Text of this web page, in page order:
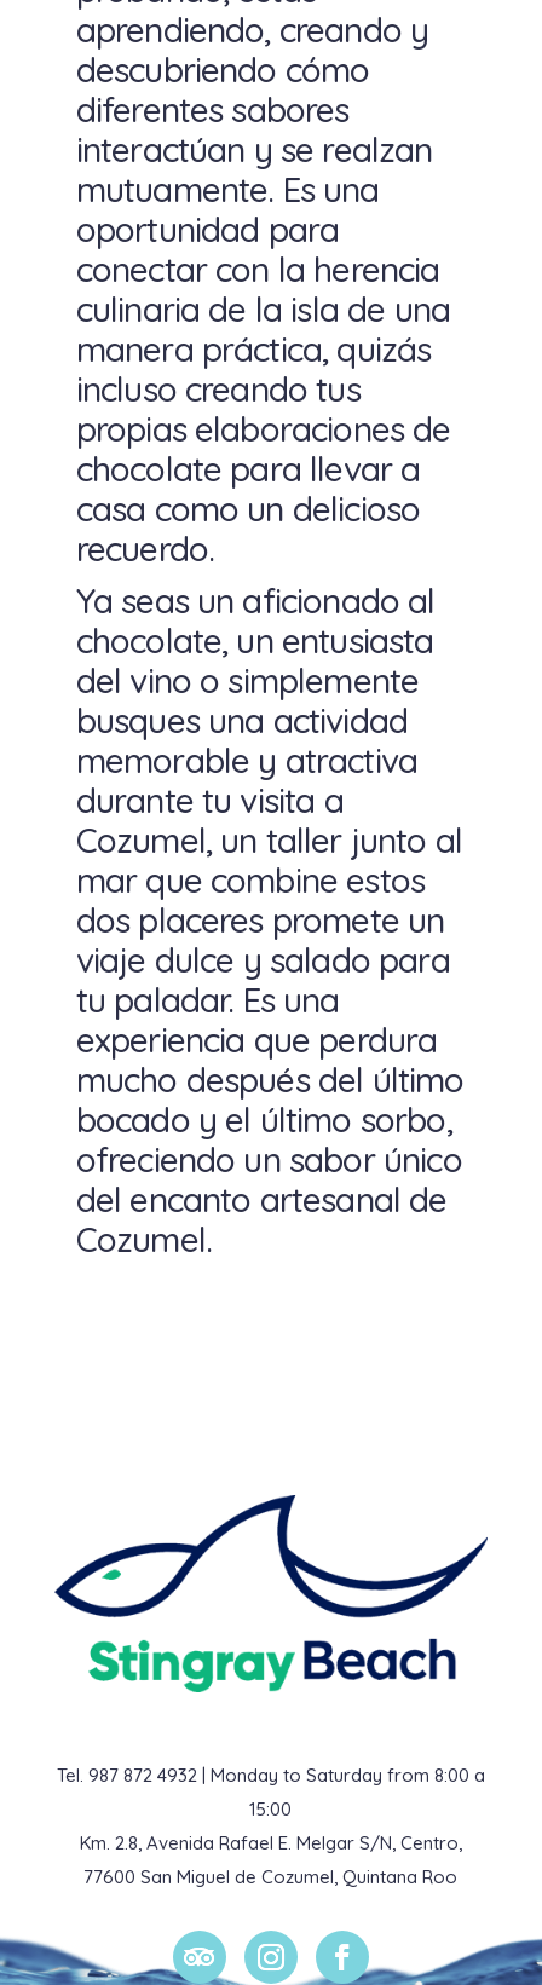
aprendiendo, creando y
descubriendo cómo
diferentes sabores
interactúan y se realzan
mutuamente. Es una
oportunidad para
conectar con la herencia
culinaria de la isla de una
manera práctica, quizás
incluso creando tus
propias elaboraciones de
chocolate para llevar a
casa como un delicioso
recuerdo.
Ya seas un aficionado al
chocolate, un entusiasta
del vino o simplemente
busques una actividad
memorable y atractiva
durante tu visita a
Cozumel, un taller junto al
mar que combine estos
dos placeres promete un
viaje dulce y salado para
tu paladar. Es una
experiencia que perdura
mucho después del último
bocado y el último sorbo,
ofreciendo un sabor único
del encanto artesanal de
Cozumel.
Tel. 987 872 4932 | Monday to Saturday from 8:00 a
15:00
Km. 2.8, Avenida Rafael E. Melgar S/N, Centro,
77600 San Miguel de Cozumel, Quintana Roo